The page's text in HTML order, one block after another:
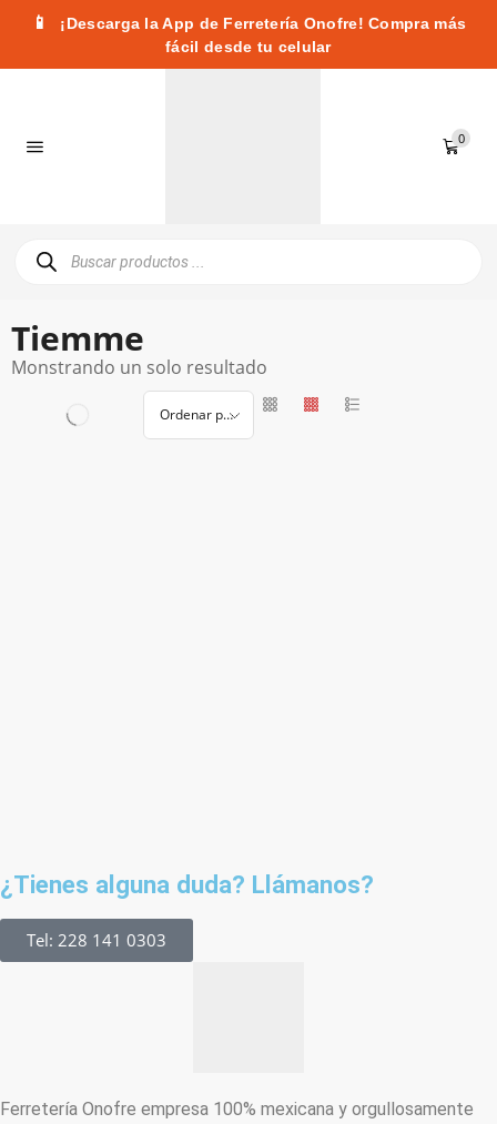
📱
¡Descarga la App de Ferretería Onofre! Compra más
fácil desde tu celular
0
Tiemme
Monstrando un solo resultado
¿Tienes alguna duda? Llámanos?
Tel: 228 141 0303
Ferretería Onofre empresa 100% mexicana y orgullosamente